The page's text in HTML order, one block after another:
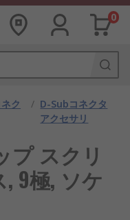
0
ク
/ D-Subコネクタ
アクセサリ
プ スクリ
9極, ソケ